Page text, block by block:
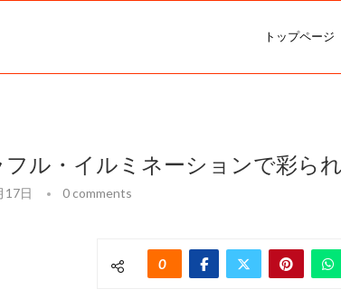
トップページ
ル・イルミネーションで彩ら
17日 0 comments
0